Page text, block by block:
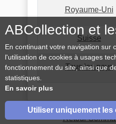
Royaume-Uni
Suisse
Tous les pays
Retour
ABCollection et
En continuant votre navigation sur
l'utilisation de cookies à usages
fonctionnement du site, ainsi que
statistiques.
En savoir plus
Utiliser uniquement